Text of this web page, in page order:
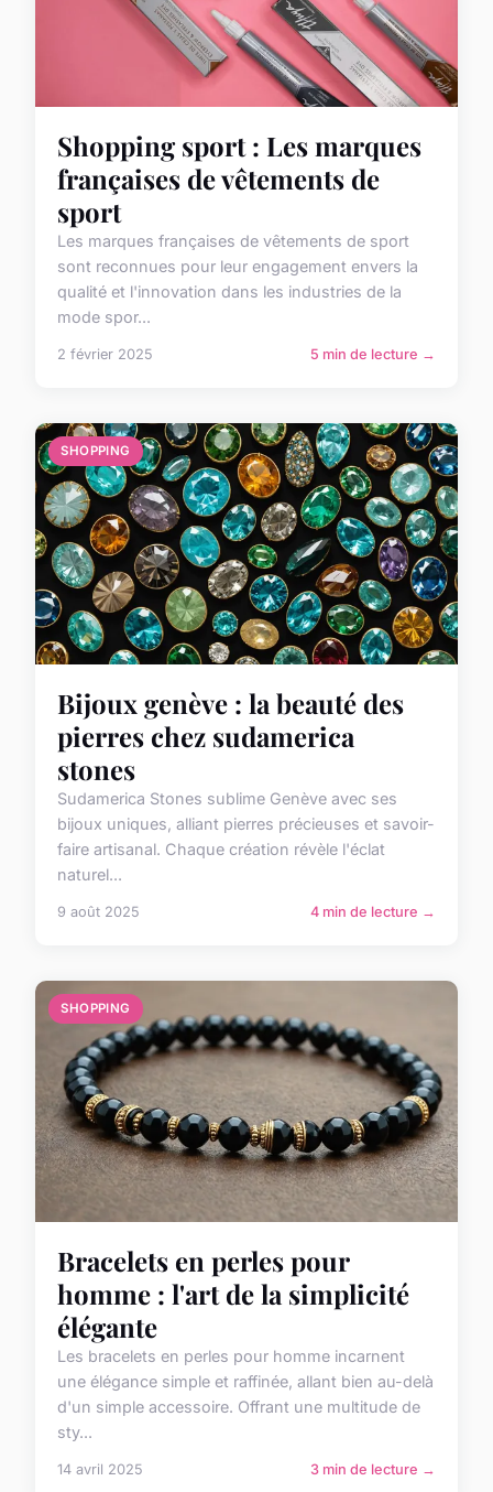
Shopping sport : Les marques
françaises de vêtements de
sport
Les marques françaises de vêtements de sport
sont reconnues pour leur engagement envers la
qualité et l'innovation dans les industries de la
mode spor...
2 février 2025 5 min de lecture →
SHOPPING
Bijoux genève : la beauté des
pierres chez sudamerica
stones
Sudamerica Stones sublime Genève avec ses
bijoux uniques, alliant pierres précieuses et savoir-
faire artisanal. Chaque création révèle l'éclat
naturel...
9 août 2025 4 min de lecture →
SHOPPING
Bracelets en perles pour
homme : l'art de la simplicité
élégante
Les bracelets en perles pour homme incarnent
une élégance simple et raffinée, allant bien au-delà
d'un simple accessoire. Offrant une multitude de
sty...
14 avril 2025 3 min de lecture →